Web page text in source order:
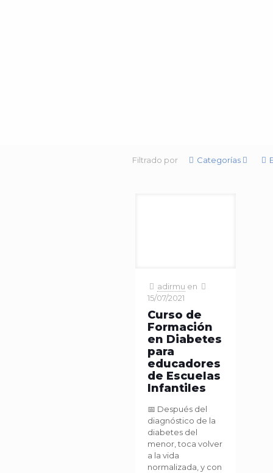
Filtrado por Categorías
adirmu en
15/07/2021
Curso de
Formación
en Diabetes
para
educadores
de Escuelas
Infantiles
📅 Después del
diagnóstico de la
diabetes del
menor, toca volver
a la vida
normalizada, y con